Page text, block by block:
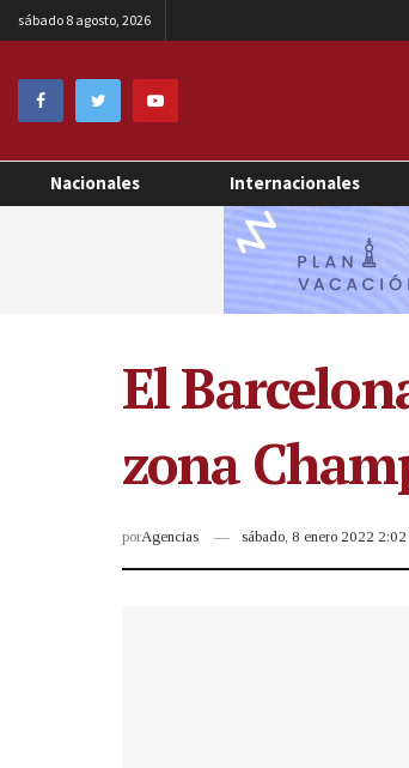
sábado 8 agosto, 2026
Nacionales Internacionales
El
zona
porAgencias sábado, 8 enero 2022